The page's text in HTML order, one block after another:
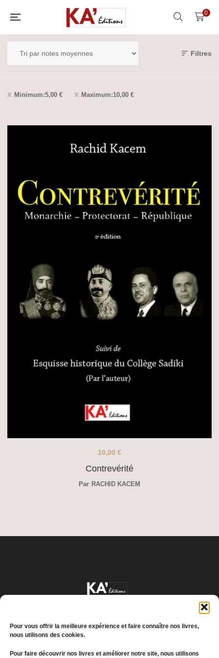
Pour vous offrir la meilleure expérience et faire connaître nos livres,
nous utilisons des cookies.
Pour faire découvrir nos livres et améliorer notre site, nous utilisons
0
Filtres
Minimum:5,00 € Maximum:10,00 €
Contrevérité
10,00 €
Par RACHID KACEM